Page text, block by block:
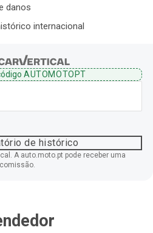
danos
internacional
AUTOMOTOPT
de histórico
A auto.moto.pt pode receber uma
comissão.